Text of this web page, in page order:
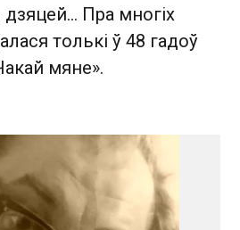
Пра многіх
толькі ў 48 гадоў
мяне».